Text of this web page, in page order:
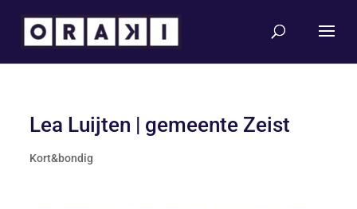
Lea Luijten | gemeente Zeist
Kort&bondig